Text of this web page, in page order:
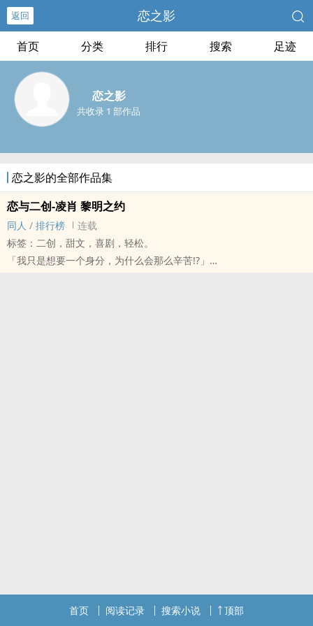
返回 恋之影
首页 分类 排行 搜索 足迹
恋之影
共收录 1 部作品
恋之影的全部作品集
恋与二创-凌肖 黎明之约
‎同‎人‍ / 排行榜
连载
标签：二创，甜文，喜剧，轻松。
「我只是想要一个身分，为什么会那么辛苦!?」
首页 阅读记录 搜索小说 顶部